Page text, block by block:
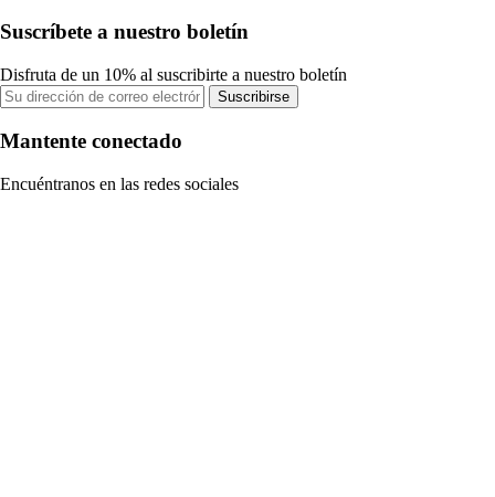
Suscríbete a nuestro boletín
Disfruta de un 10% al suscribirte a nuestro boletín
Suscribirse
Mantente conectado
Encuéntranos en las redes sociales